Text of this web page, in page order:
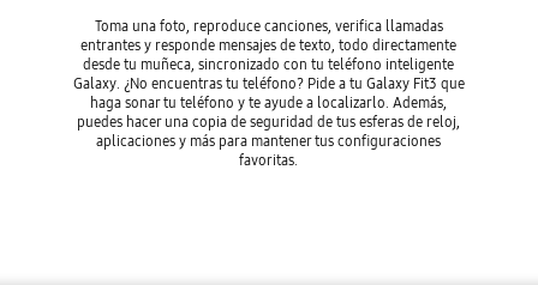
Toma una foto, reproduce canciones, verifica llamadas
entrantes y responde mensajes de texto, todo directamente
desde tu muñeca, sincronizado con tu teléfono inteligente
Galaxy. ¿No encuentras tu teléfono? Pide a tu Galaxy Fit3 que
haga sonar tu teléfono y te ayude a localizarlo. Además,
puedes hacer una copia de seguridad de tus esferas de reloj,
aplicaciones y más para mantener tus configuraciones
favoritas.